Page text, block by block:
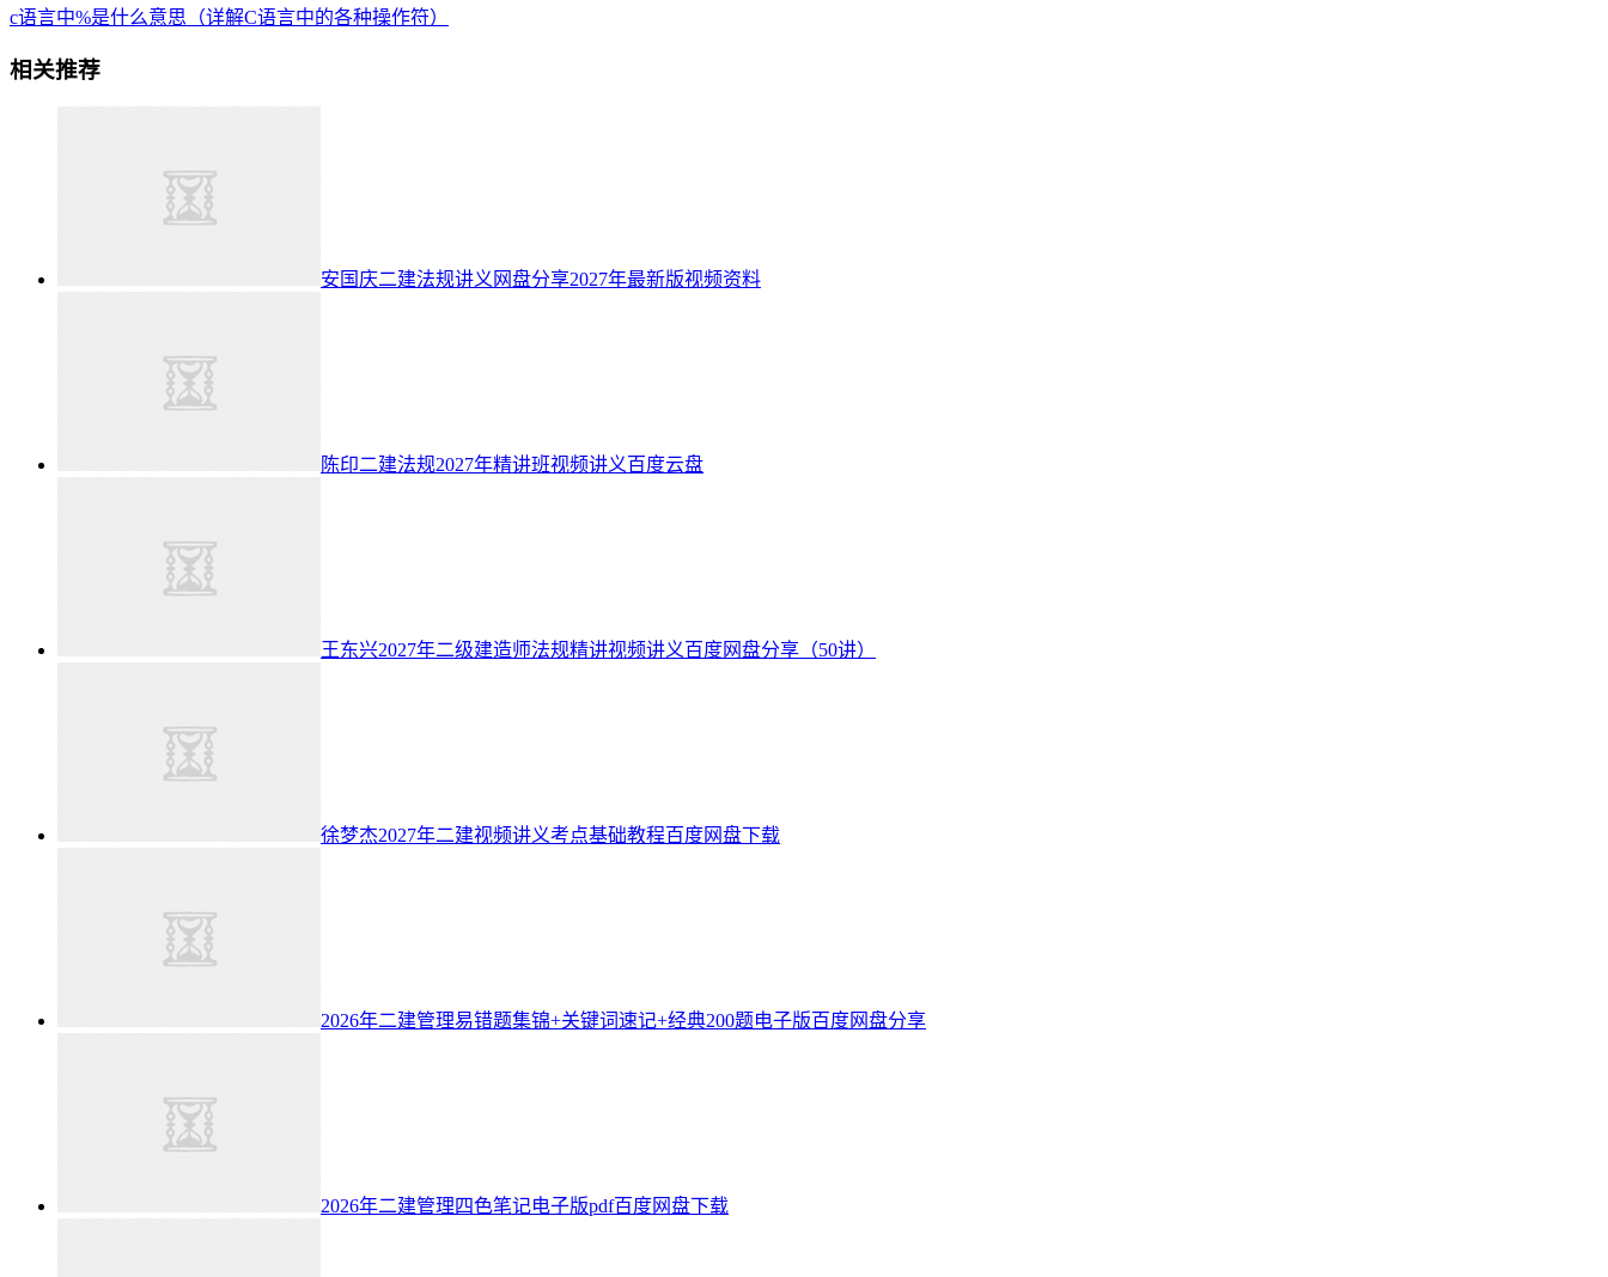
c语言中%是什么意思（详解C语言中的各种操作符）
相关推荐
安国庆二建法规讲义网盘分享2027年最新版视频资料
陈印二建法规2027年精讲班视频讲义百度云盘
王东兴2027年二级建造师法规精讲视频讲义百度网盘分享（50讲）
徐梦杰2027年二建视频讲义考点基础教程百度网盘下载
2026年二建管理易错题集锦+关键词速记+经典200题电子版百度网盘分享
2026年二建管理四色笔记电子版pdf百度网盘下载